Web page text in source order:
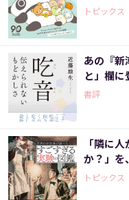
トピックス
あの『新
と」欄
書評
「隣に
か？」を
トピックス